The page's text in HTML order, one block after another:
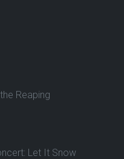
Reaping
Let It Snow